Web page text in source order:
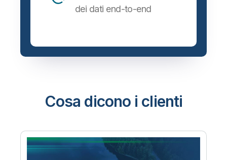
dei dati end-to-end
Cosa dicono i clienti